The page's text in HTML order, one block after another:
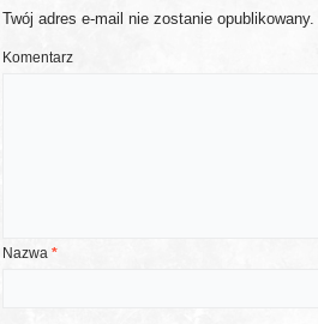
Twój adres e-mail nie zostanie opublikowany.
Komentarz
Nazwa *